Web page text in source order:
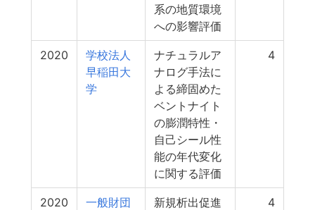
系の地質環境
への影響評価
2020
学校法人
早稲田大
学
ナチュラルア
ナログ手法に
よる締固めた
ベントナイト
の膨潤特性・
自己シール性
能の年代変化
に関する評価
4
2020
一般財団
新規析出促進
4